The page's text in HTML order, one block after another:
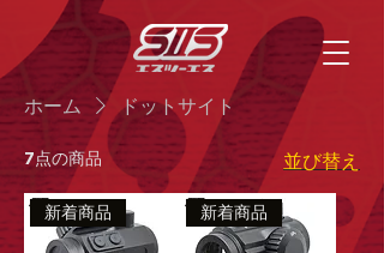
ホーム ドットサイト
7点の商品 並び替え
新着商品 新着商品